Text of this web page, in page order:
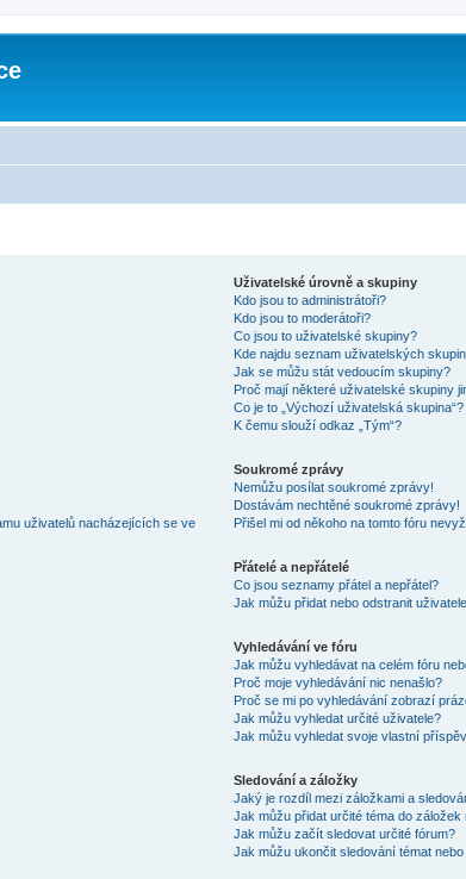
uživatelů nacházejících se ve
Uživatelské úrovně a skupiny
Kdo jsou to administrátoři?
Kdo jsou to moderátoři?
Co jsou to uživatelské skupiny?
Kde najdu seznam uživatelských
Jak se můžu stát vedoucím skupiny?
Proč mají některé uživatelské skupiny
Co je to „Výchozí uživatelská skupina“?
K čemu slouží odkaz „Tým“?
Soukromé zprávy
Nemůžu posílat soukromé zprávy!
Dostávám nechtěné soukromé zprávy!
Přišel mi od někoho na tomto fóru
Přátelé a nepřátelé
Co jsou seznamy přátel a nepřátel?
Jak můžu přidat nebo odstranit
Vyhledávání ve fóru
Jak můžu vyhledávat na celém fóru
Proč moje vyhledávání nic nenašlo?
Proč se mi po vyhledávání zobrazí
Jak můžu vyhledat určité uživatele?
Jak můžu vyhledat svoje vlastní
Sledování a záložky
Jaký je rozdíl mezi záložkami a
Jak můžu přidat určité téma do
Jak můžu začít sledovat určité fórum?
Jak můžu ukončit sledování témat nebo